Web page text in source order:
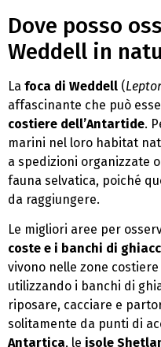
Dove posso
Weddell in
La foca di Weddell (
affascinante che può
costiere dell’Antartide.
marini nel loro habitat
a spedizioni organizzate
fauna selvatica, poiché
da raggiungere.
Le migliori aree per
coste e i banchi di
vivono nelle zone
utilizzando i banchi di
riposare, cacciare e
solitamente da punti di
Antartica, le isole